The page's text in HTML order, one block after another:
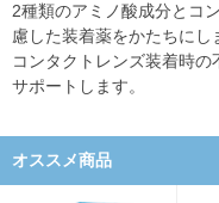
2種類のアミノ酸成分とコ
慮した装着薬をかたちにし
コンタクトレンズ装着時
サポートします。
オススメ商品